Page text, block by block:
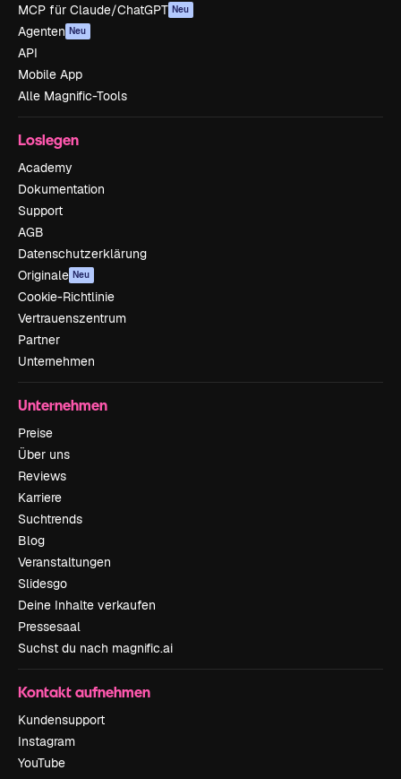
MCP für Claude/ChatGPT Neu
Agenten Neu
API
Mobile App
Alle Magnific-Tools
Loslegen
Academy
Dokumentation
Support
AGB
Datenschutzerklärung
Originale Neu
Cookie-Richtlinie
Vertrauenszentrum
Partner
Unternehmen
Unternehmen
Preise
Über uns
Reviews
Karriere
Suchtrends
Blog
Veranstaltungen
Slidesgo
Deine Inhalte verkaufen
Pressesaal
Suchst du nach magnific.ai
Kontakt aufnehmen
Kundensupport
Instagram
YouTube